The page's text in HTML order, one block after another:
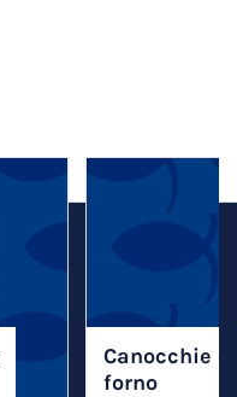
Canocchie
forno